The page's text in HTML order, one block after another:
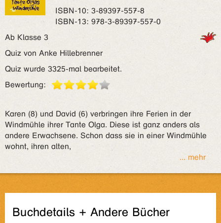
ISBN‑10: 3-89397-557-8
ISBN‑13: 978-3-89397-557-0
Ab Klasse 3
Quiz von Anke Hillebrenner
Quiz wurde 3325-mal bearbeitet.
Bewertung:
Karen (8) und David (6) verbringen ihre Ferien in der
Windmühle ihrer Tante Olga. Diese ist ganz anders als
andere Erwachsene. Schon dass sie in einer Windmühle
wohnt, ihren alten,
... mehr
Buchdetails + Andere Bücher